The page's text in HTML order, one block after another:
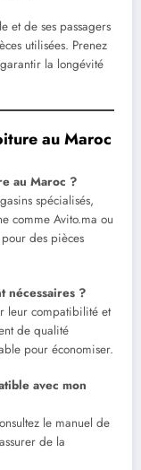
et de ses passagers
utilisées. Prenez
la longévité
au Maroc
au Maroc ?
spécialisés,
comme Avito.ma ou
pour des pièces
nécessaires ?
leur compatibilité et
de qualité
pour économiser.
avec mon
le manuel de
de la